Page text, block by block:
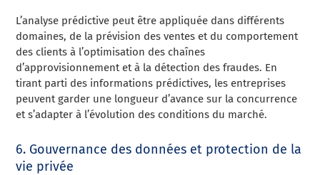
L’analyse prédictive peut être appliquée dans différents
domaines, de la prévision des ventes et du comportement
des clients à l’optimisation des chaînes
d’approvisionnement et à la détection des fraudes. En
tirant parti des informations prédictives, les entreprises
peuvent garder une longueur d’avance sur la concurrence
et s’adapter à l’évolution des conditions du marché.
6. Gouvernance des données et protection de la
vie privée